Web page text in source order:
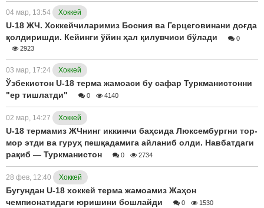
04 мар, 13:54 Хоккей
U-18 ЖЧ. Хоккейчиларимиз Босния ва Герцеговинани доғда
қолдиришди. Кейинги ўйин ҳал қилувчиси бўлади
0
2923
03 мар, 17:24 Хоккей
Ўзбекистон U-18 терма жамоаси бу сафар Туркманистонни
"ер тишлатди"
0 4140
02 мар, 14:27 Хоккей
U-18 термамиз ЖЧнинг иккинчи баҳсида Люксембургни тор-
мор этди ва гуруҳ пешқадамига айланиб олди. Навбатдаги
рақиб — Туркманистон
0 2734
28 фев, 12:40 Хоккей
Бугундан U-18 хоккей терма жамоамиз Жаҳон
чемпионатидаги юришини бошлайди
0 1530